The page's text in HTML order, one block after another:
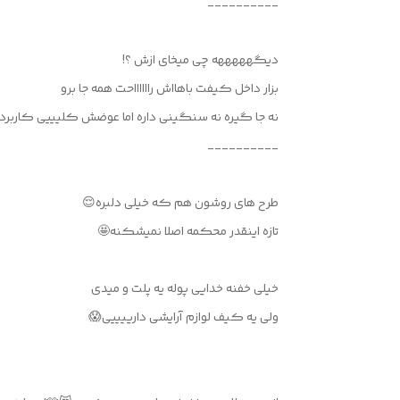
دیگهههههه چی میخای ازش ؟!
بزار داخل کیفت باهااش رااااااحت همه جا برو
نه جا گیره نه سنگینی داره اما عوضش کلیییی کاربرد
__________
طرح های روشون هم که خیلی دلبره😌
تازه اینقدر محکمه اصلا نمیشکنه🤩
خیلی خفنه خدایی پوله یه پلت و میدی
ولی یه کیف لوازم آرایشی دارییییی😱